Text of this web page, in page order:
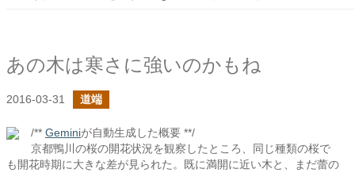
あの木は寒さに強いのかもね
2016-03-31 道端
/** Geminiが自動生成した概要 **/
京都鴨川の桜の開花状況を観察したところ、同じ種類の桜で
も開花時期に大きな差が見られた。既に満開に近い木と、まだ蕾の